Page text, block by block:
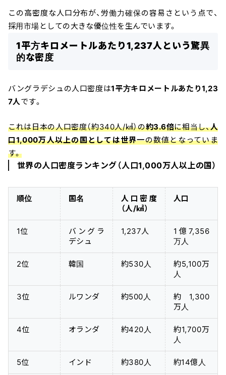
この高密度な人口分布が、労働力確保の容易さという点で、
採用市場としての大きな優位性を生んでいます。
1平方キロメートルあたり1,237人という驚異
的な密度
バングラデシュの人口密度は1平方キロメートルあたり1,23
7人です。
これは日本の人口密度（約340人/㎢）の約3.6倍に相当し、人
口1,000万人以上の国としては世界一の数値となっていま
す。
世界の人口密度ランキング（人口1,000万人以上の国）
順位 国名
人口密度
（人/㎢）
人口
1位
バングラ
デシュ
1,237人
1億7,356
万人
2位 韓国 約530人
約5,100万
人
3位 ルワンダ 約500人
約1,300
万人
4位 オランダ 約420人
約1,700万
人
5位 インド 約380人 約14億人